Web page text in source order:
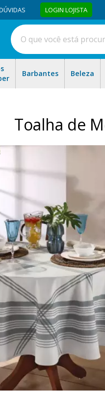
LOGIN LOJISTA
Barbantes Beleza
Toalha de